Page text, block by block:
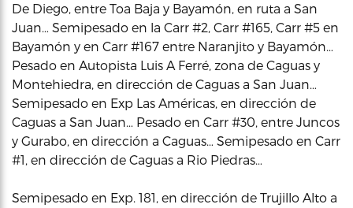
De Diego, entre Toa Baja y Bayamón, en ruta a San
Juan… Semipesado en la Carr #2, Carr #165, Carr #5 en
Bayamón y en Carr #167 entre Naranjito y Bayamón…
Pesado en Autopista Luis A Ferré, zona de Caguas y
Montehiedra, en dirección de Caguas a San Juan…
Semipesado en Exp Las Américas, en dirección de
Caguas a San Juan… Pesado en Carr #30, entre Juncos
y Gurabo, en dirección a Caguas… Semipesado en Carr
#1, en dirección de Caguas a Rio Piedras…
Semipesado en Exp. 181, en dirección de Trujillo Alto a